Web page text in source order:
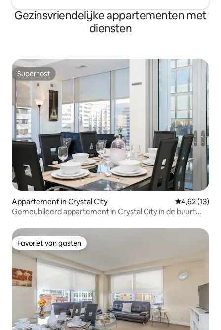
Gezinsvriendelijke appartementen met
diensten
Superhost
Superhost
Appartement in Crystal City Gemiddelde
4,62 (13)
Gemeubileerd appartement in Crystal City in de buurt
Favoriet van gasten
Favoriet van gasten